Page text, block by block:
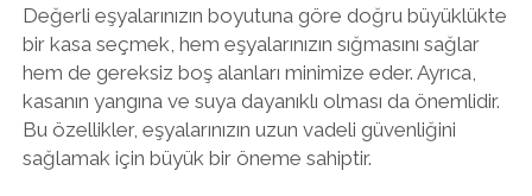
Değerli eşyalarınızın boyutuna göre doğru büyüklükte
bir kasa seçmek, hem eşyalarınızın sığmasını sağlar
hem de gereksiz boş alanları minimize eder. Ayrıca,
kasanın yangına ve suya dayanıklı olması da önemlidir.
Bu özellikler, eşyalarınızın uzun vadeli güvenliğini
sağlamak için büyük bir öneme sahiptir.